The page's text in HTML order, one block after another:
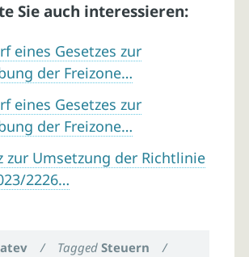
Sie auch interessieren:
eines Gesetzes zur
der Freizone…
eines Gesetzes zur
der Freizone…
zur Umsetzung der Richtlinie
2226…
/ TaggedSteuern /